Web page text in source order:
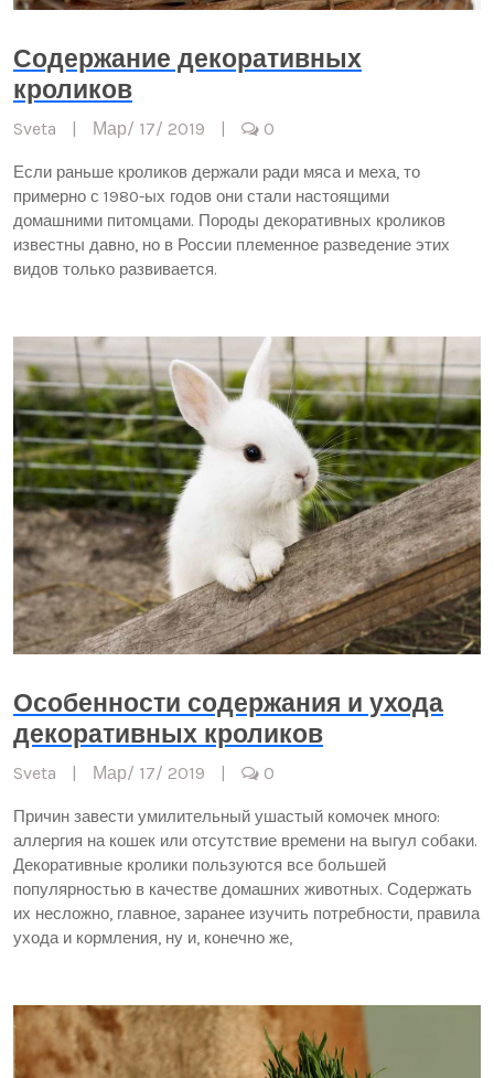
Содержание декоративных
кроликов
Sveta Мар/ 17/ 2019 0
Если раньше кроликов держали ради мяса и меха, то
примерно с 1980-ых годов они стали настоящими
домашними питомцами. Породы декоративных кроликов
известны давно, но в России племенное разведение этих
видов только развивается.
Особенности содержания и ухода
декоративных кроликов
Sveta Мар/ 17/ 2019 0
Причин завести умилительный ушастый комочек много:
аллергия на кошек или отсутствие времени на выгул собаки.
Декоративные кролики пользуются все большей
популярностью в качестве домашних животных. Содержать
их несложно, главное, заранее изучить потребности, правила
ухода и кормления, ну и, конечно же,